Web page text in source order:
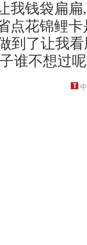
钱袋扁扁,
点花锦鲤
到了让我
谁不想过